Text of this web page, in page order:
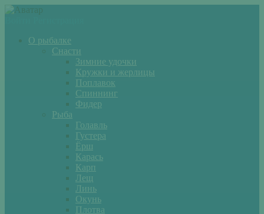
О рыбалке
Снасти
Зимние удочки
Кружки и жерлицы
Поплавок
Спиннинг
Фидер
Рыба
Голавль
Густера
Ёрш
Карась
Карп
Лещ
Линь
Окунь
Плотва